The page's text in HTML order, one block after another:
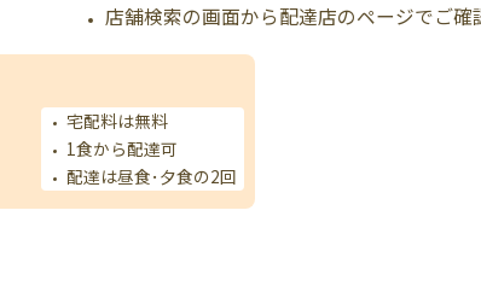
店舗検索の画面から配達店のページでご確
宅配料は無料
1食から配達可
配達は昼食･夕食の2回